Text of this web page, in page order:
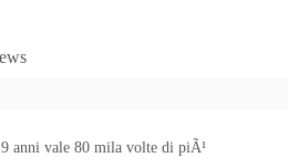
anni vale 80 mila volte di piÃ¹